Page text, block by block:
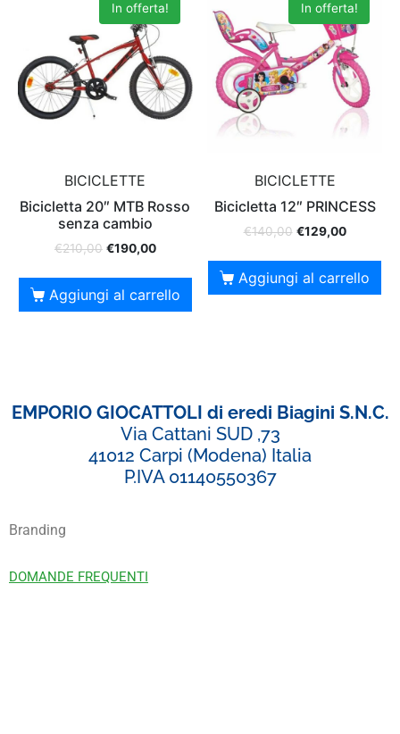
In offerta!
BICICLETTE
Bicicletta 20″ MTB Rosso
senza cambio
€210,00 €190,00
Aggiungi al carrello
In offerta!
BICICLETTE
Bicicletta 12″ PRINCESS
€140,00 €129,00
Aggiungi al carrello
EMPORIO GIOCATTOLI di eredi Biagini S.N.C.
Via Cattani SUD ,73
41012 Carpi (Modena) Italia
P.IVA 01140550367
Branding
DOMANDE FREQUENTI